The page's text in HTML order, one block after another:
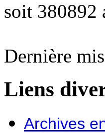
soit 380892
Dernière
Liens
Archives